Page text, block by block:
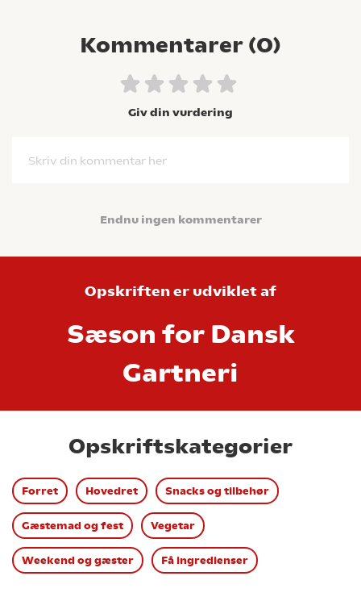
Kommentarer (0)
Giv din vurdering
Skriv din kommentar her
Endnu ingen kommentarer
Opskriften er udviklet af
Sæson for Dansk
Gartneri
Opskriftskategorier
Forret Hovedret Snacks og tilbehør
Gæstemad og fest Vegetar
Weekend og gæster Få ingredienser